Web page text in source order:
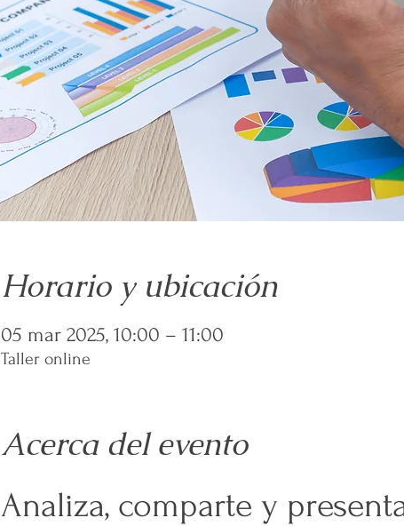
Horario y ubicación
05 mar 2025, 10:00 – 11:00
Taller online
Acerca del evento
Analiza, comparte y